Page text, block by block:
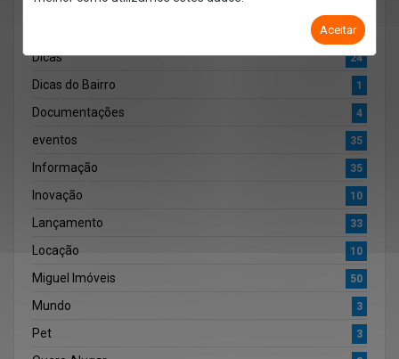
Aceitar4
Dicas 24
Dicas do Bairro 1
Documentações 4
eventos 35
Informação 35
Inovação 10
Lançamento 33
Locação 10
Miguel Imóveis 50
Mundo 3
Pet 3